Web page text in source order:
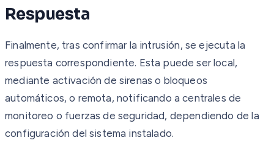
Respuesta
Finalmente, tras confirmar la intrusión, se ejecuta la
respuesta correspondiente. Esta puede ser local,
mediante activación de sirenas o bloqueos
automáticos, o remota, notificando a centrales de
monitoreo o fuerzas de seguridad, dependiendo de la
configuración del sistema instalado.